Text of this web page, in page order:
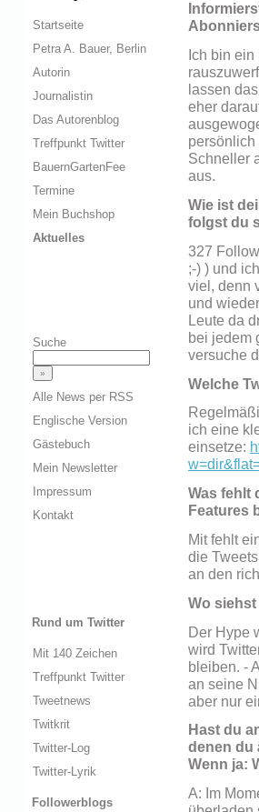
Ich bin
lassen
eher
Schneller
aus.
Wie ist
folgst du
327
;-) ) und
viel, denn
und
Leute da
bei jedem
versuche
Welche
ich eine
einsetze:
Was fehlt
Features
Mit fehlt
die
an den
Wo
Der Hype
wird
bleiben. -
an seine
aber nur
Hast du
denen du
Wenn ja:
A: Im
Startseite
Petra A. Bauer, Berlin
Autorin
Journalistin
Das Autorenblog
Treffpunkt Twitter
BauernGartenFee
Termine
Mein Buchshop
Aktuelles
Suche
Alle News per RSS
Englische Version
Gästebuch
Mein Newsletter
Impressum
Kontakt
Rund um Twitter
Mit 140 Zeichen
Treffpunkt Twitter
Tweetnews
Twitkrit
Twitter-Log
Twitter-Lyrik
Followerblogs